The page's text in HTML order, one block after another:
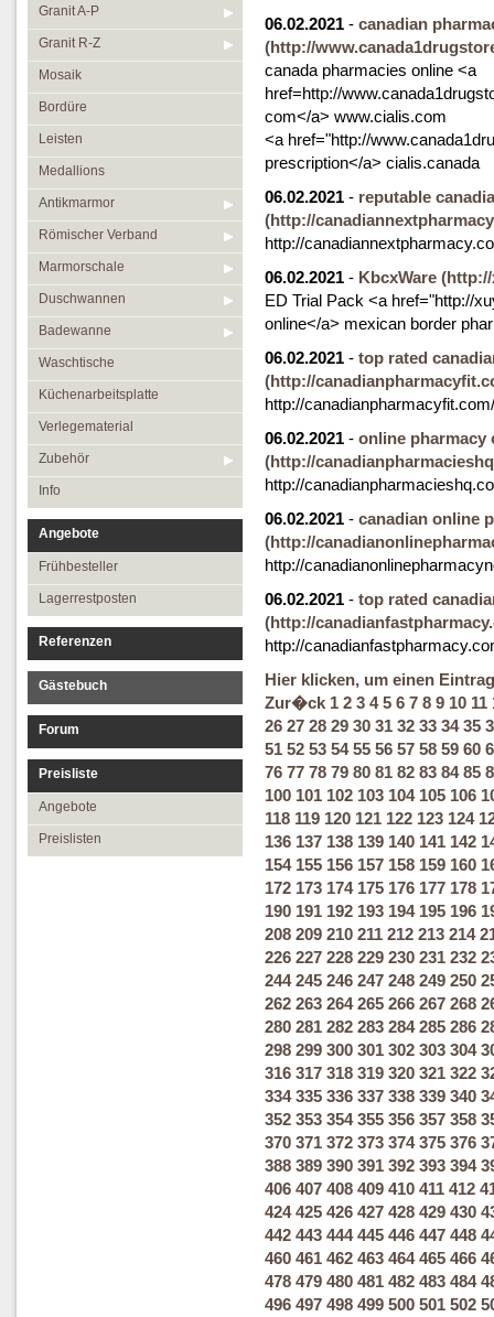
Granit A-P
Granit R-Z
Mosaik
Bordüre
Leisten
Medallions
Antikmarmor
Römischer Verband
Marmorschale
Duschwannen
Badewanne
Waschtische
Küchenarbeitsplatte
Verlegematerial
Zubehör
Info
Angebote
Frühbesteller
Lagerrestposten
Referenzen
Gästebuch
Forum
Preisliste
Angebote
Preislisten
06.02.2021 - canadian
(http://
canada pharmacies online <a
href=http://
com</a> www.cialis.com
<a href="http://
prescription</a> cialis.canada
06.02.2021 - reputable
(http://
http://
06.02.2021 - KbcxWare
ED Trial Pack <a href="http://
online</a> mexican border
06.02.2021 - top rated
(http://
http://canadianpharmacyfit.com/
06.02.2021 - online pharmacy
(http://
http://
06.02.2021 - canadian online
(http://
http://
06.02.2021 - top rated
(http://
http://
Hier klicken, um einen
Zur�ck 1 2 3 4 5 6 7 8 9 10 11
26 27 28 29 30 31 32 33 34 35
51 52 53 54 55 56 57 58 59 60
76 77 78 79 80 81 82 83 84 85
100 101 102 103 104 105 106
118 119 120 121 122 123 124
136 137 138 139 140 141 142
154 155 156 157 158 159 160
172 173 174 175 176 177 178
190 191 192 193 194 195 196
208 209 210 211 212 213 214
226 227 228 229 230 231 232
244 245 246 247 248 249 250
262 263 264 265 266 267 268
280 281 282 283 284 285 286
298 299 300 301 302 303 304
316 317 318 319 320 321 322
334 335 336 337 338 339 340
352 353 354 355 356 357 358
370 371 372 373 374 375 376
388 389 390 391 392 393 394
406 407 408 409 410 411 412
424 425 426 427 428 429 430
442 443 444 445 446 447 448
460 461 462 463 464 465 466
478 479 480 481 482 483 484
496 497 498 499 500 501 502